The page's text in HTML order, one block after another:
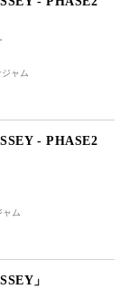
ャム
- PHASE2
ャム
」